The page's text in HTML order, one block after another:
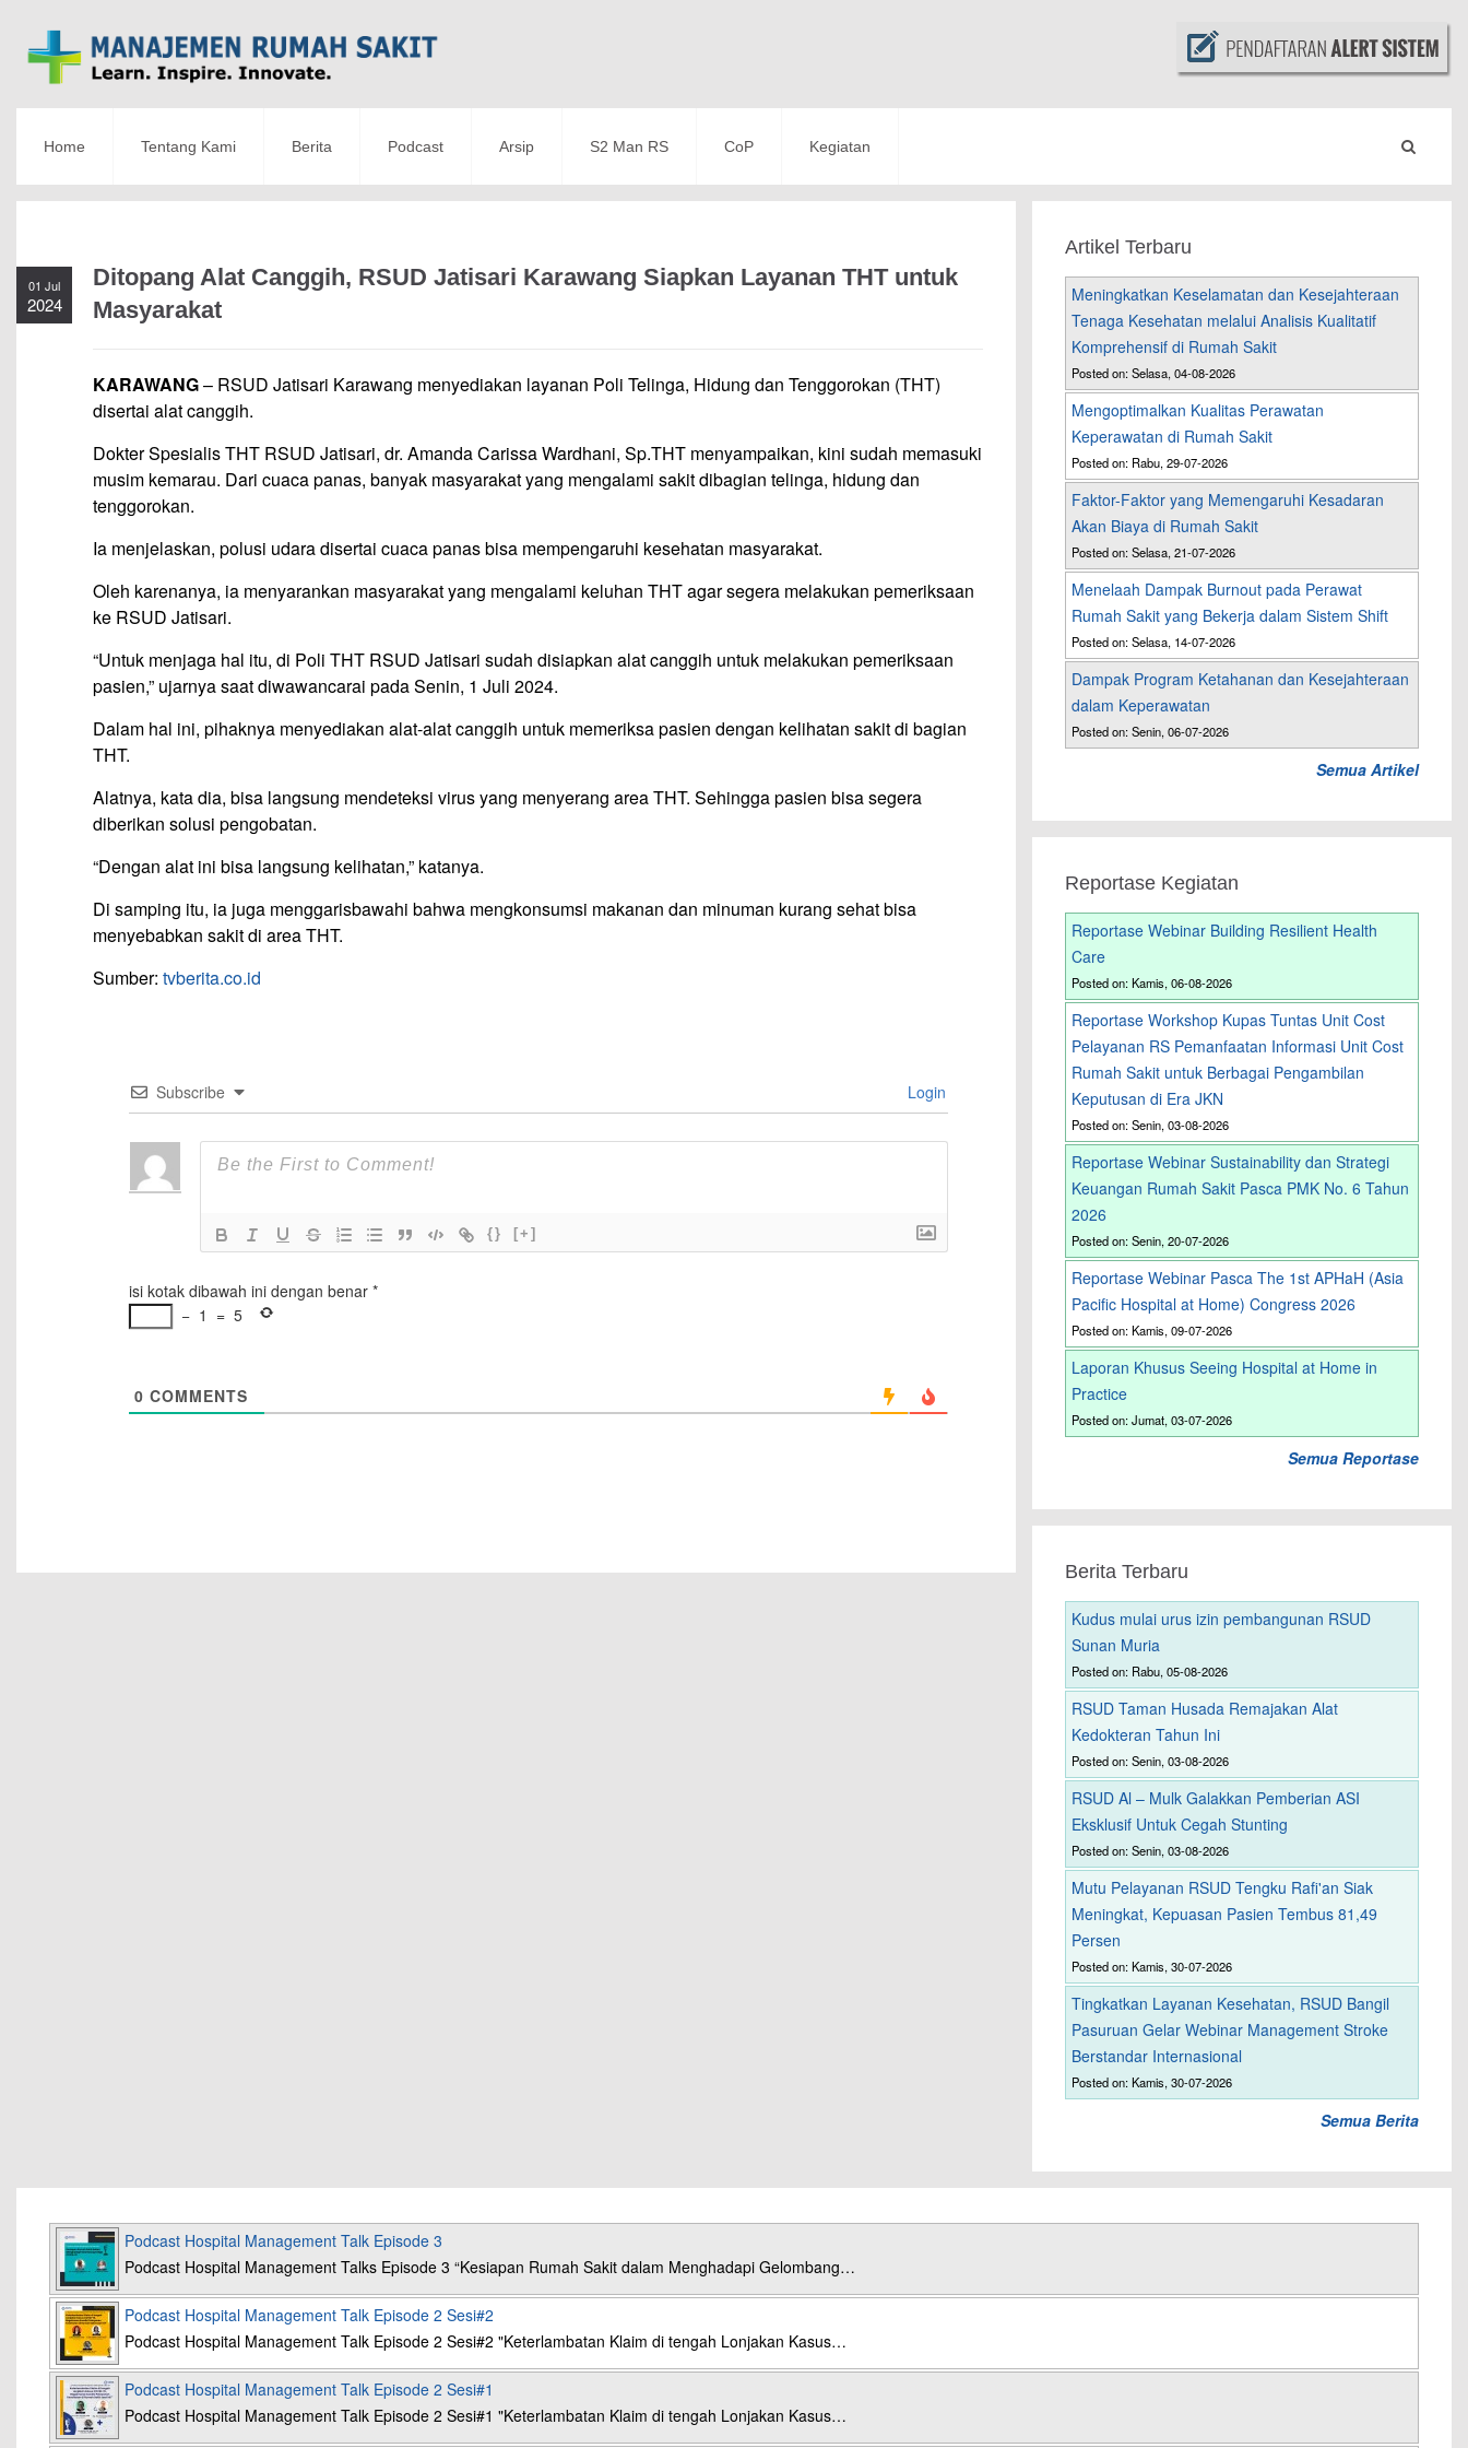
Home Tentang Kami Berita Podcast Arsip S2 Man RS CoP Kegiatan
01 Jul
2024
Ditopang Alat Canggih, RSUD Jatisari Karawang Siapkan Layanan THT untuk
Masyarakat
KARAWANG– RSUD Jatisari Karawang menyediakan layanan Poli Telinga, Hidung dan Tenggorokan (THT)
disertai alat canggih.
Dokter Spesialis THT RSUD Jatisari, dr. Amanda Carissa Wardhani, Sp.THT menyampaikan, kini sudah memasuki
musim kemarau. Dari cuaca panas, banyak masyarakat yang mengalami sakit dibagian telinga, hidung dan
tenggorokan.
Ia menjelaskan, polusi udara disertai cuaca panas bisa mempengaruhi kesehatan masyarakat.
Oleh karenanya, ia menyarankan masyarakat yang mengalami keluhan THT agar segera melakukan pemeriksaan
ke RSUD Jatisari.
“Untuk menjaga hal itu, di Poli THT RSUD Jatisari sudah disiapkan alat canggih untuk melakukan pemeriksaan
pasien,” ujarnya saat diwawancarai pada Senin, 1 Juli 2024.
Dalam hal ini, pihaknya menyediakan alat-alat canggih untuk memeriksa pasien dengan kelihatan sakit di bagian
THT.
Alatnya, kata dia, bisa langsung mendeteksi virus yang menyerang area THT. Sehingga pasien bisa segera
diberikan solusi pengobatan.
“Dengan alat ini bisa langsung kelihatan,” katanya.
Di samping itu, ia juga menggarisbawahi bahwa mengkonsumsi makanan dan minuman kurang sehat bisa
menyebabkan sakit di area THT.
Sumber: tvberita.co.id
Subscribe Login
{} [+]
isi kotak dibawah ini dengan benar*
− 1 = 5
0 COMMENTS
Artikel Terbaru
Meningkatkan Keselamatan dan Kesejahteraan
Tenaga Kesehatan melalui Analisis Kualitatif
Komprehensif di Rumah Sakit
Posted on: Selasa, 04-08-2026
Mengoptimalkan Kualitas Perawatan
Keperawatan di Rumah Sakit
Posted on: Rabu, 29-07-2026
Faktor-Faktor yang Memengaruhi Kesadaran
Akan Biaya di Rumah Sakit
Posted on: Selasa, 21-07-2026
Menelaah Dampak Burnout pada Perawat
Rumah Sakit yang Bekerja dalam Sistem Shift
Posted on: Selasa, 14-07-2026
Dampak Program Ketahanan dan Kesejahteraan
dalam Keperawatan
Posted on: Senin, 06-07-2026
Semua Artikel
Reportase Kegiatan
Reportase Webinar Building Resilient Health
Care
Posted on: Kamis, 06-08-2026
Reportase Workshop Kupas Tuntas Unit Cost
Pelayanan RS Pemanfaatan Informasi Unit Cost
Rumah Sakit untuk Berbagai Pengambilan
Keputusan di Era JKN
Posted on: Senin, 03-08-2026
Reportase Webinar Sustainability dan Strategi
Keuangan Rumah Sakit Pasca PMK No. 6 Tahun
2026
Posted on: Senin, 20-07-2026
Reportase Webinar Pasca The 1st APHaH (Asia
Pacific Hospital at Home) Congress 2026
Posted on: Kamis, 09-07-2026
Laporan Khusus Seeing Hospital at Home in
Practice
Posted on: Jumat, 03-07-2026
Semua Reportase
Berita Terbaru
Kudus mulai urus izin pembangunan RSUD
Sunan Muria
Posted on: Rabu, 05-08-2026
RSUD Taman Husada Remajakan Alat
Kedokteran Tahun Ini
Posted on: Senin, 03-08-2026
RSUD Al – Mulk Galakkan Pemberian ASI
Eksklusif Untuk Cegah Stunting
Posted on: Senin, 03-08-2026
Mutu Pelayanan RSUD Tengku Rafi'an Siak
Meningkat, Kepuasan Pasien Tembus 81,49
Persen
Posted on: Kamis, 30-07-2026
Tingkatkan Layanan Kesehatan, RSUD Bangil
Pasuruan Gelar Webinar Management Stroke
Berstandar Internasional
Posted on: Kamis, 30-07-2026
Semua Berita
Podcast Hospital Management Talk Episode 3
Podcast Hospital Management Talks Episode 3 “Kesiapan Rumah Sakit dalam Menghadapi Gelombang…
Podcast Hospital Management Talk Episode 2 Sesi#2
Podcast Hospital Management Talk Episode 2 Sesi#2 "Keterlambatan Klaim di tengah Lonjakan Kasus…
Podcast Hospital Management Talk Episode 2 Sesi#1
Podcast Hospital Management Talk Episode 2 Sesi#1 "Keterlambatan Klaim di tengah Lonjakan Kasus…